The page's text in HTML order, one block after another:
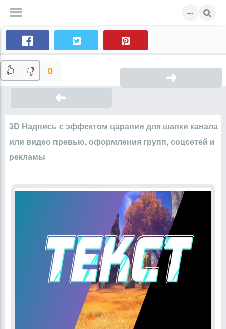
0
3D Надпись с эффектом царапин для шапки канала
или видео превью, оформления групп, соцсетей и
рекламы